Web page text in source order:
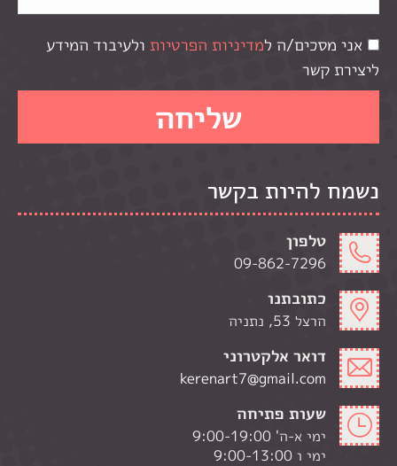
אני מסכים/ה למדיניות הפרטיות ולעיבוד המידע
ליצירת קשר
נשמח להיות בקשר
טלפון
09-862-7296
כתובתנו
הרצל 53, נתניה
דואר אלקטרוני
kerenart7@gmail.com
שעות פתיחה
ימי א-ה' 9:00-19:00
ימי ו 9:00-13:00